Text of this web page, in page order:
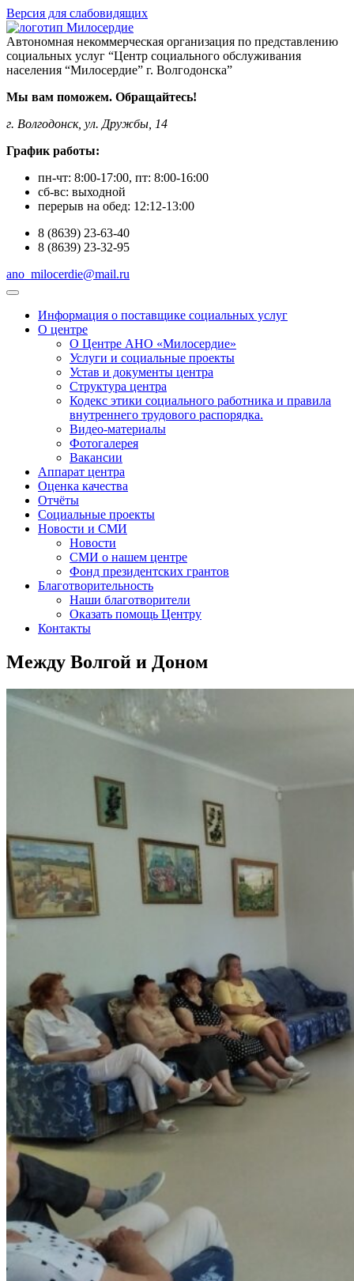
Версия для слабовидящих
Автономная некоммерческая организация по представлению
социальных услуг “Центр социального обслуживания
населения “Милосердие” г. Волгодонска”
Мы вам поможем. Обращайтесь!
г. Волгодонск, ул. Дружбы, 14
График работы:
пн-чт: 8:00-17:00, пт: 8:00-16:00
сб-вс: выходной
перерыв на обед: 12:12-13:00
8 (8639) 23-63-40
8 (8639) 23-32-95
ano_milocerdie@mail.ru
Информация о поставщике социальных услуг
О центре
О Центре АНО «Милосердие»
Услуги и социальные проекты
Устав и документы центра
Структура центра
Кодекс этики социального работника и правила
внутреннего трудового распорядка.
Видео-материалы
Фотогалерея
Вакансии
Аппарат центра
Оценка качества
Отчёты
Социальные проекты
Новости и СМИ
Новости
СМИ о нашем центре
Фонд президентских грантов
Благотворительность
Наши благотворители
Оказать помощь Центру
Контакты
Между Волгой и Доном